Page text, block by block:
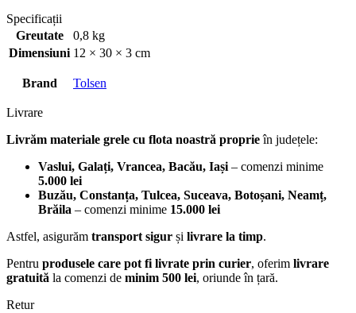
Specificații
Greutate
0,8 kg
Dimensiuni 12 × 30 × 3 cm
Brand Tolsen
Livrare
Livrăm materiale grele cu flota noastră proprieîn județele:
Vaslui, Galați, Vrancea, Bacău, Iași– comenzi minime
5.000 lei
Buzău, Constanța, Tulcea, Suceava, Botoșani, Neamț,
Brăila – comenzi minime 15.000 lei
Astfel, asigurăm transport sigur și livrare la timp.
Pentru produsele care pot fi livrate prin curier, oferim livrare
gratuită la comenzi de minim 500 lei, oriunde în țară.
Retur